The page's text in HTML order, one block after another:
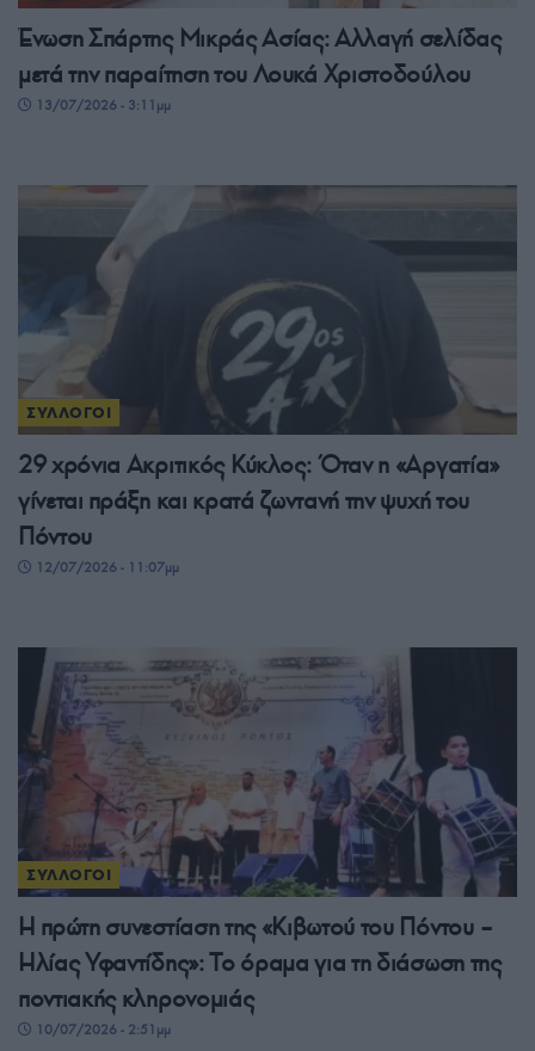
Ένωση Σπάρτης Μικράς Ασίας: Αλλαγή σελίδας
μετά την παραίτηση του Λουκά Χριστοδούλου
13/07/2026 - 3:11μμ
ΣΥΛΛΟΓΟΙ
29 χρόνια Ακριτικός Κύκλος: Όταν η «Αργατία»
γίνεται πράξη και κρατά ζωντανή την ψυχή του
Πόντου
12/07/2026 - 11:07μμ
ΣΥΛΛΟΓΟΙ
Η πρώτη συνεστίαση της «Κιβωτού του Πόντου –
Ηλίας Υφαντίδης»: Το όραμα για τη διάσωση της
ποντιακής κληρονομιάς
10/07/2026 - 2:51μμ